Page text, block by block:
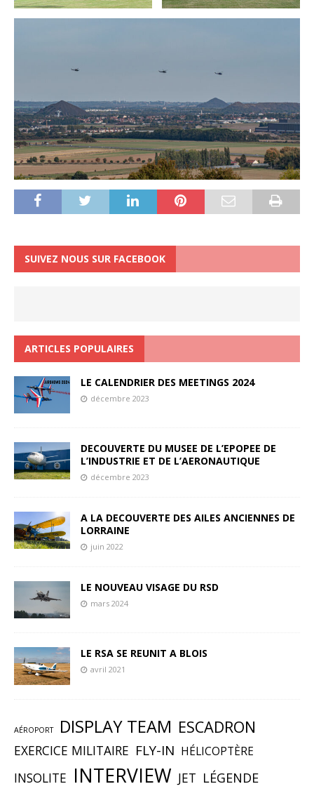
SUIVEZ NOUS SUR FACEBOOK
ARTICLES POPULAIRES
LE CALENDRIER DES MEETINGS 2024
décembre 2023
DECOUVERTE DU MUSEE DE L’EPOPEE DE
L’INDUSTRIE ET DE L’AERONAUTIQUE
décembre 2023
A LA DECOUVERTE DES AILES ANCIENNES DE
LORRAINE
juin 2022
LE NOUVEAU VISAGE DU RSD
mars 2024
LE RSA SE REUNIT A BLOIS
avril 2021
AÉROPORT DISPLAY TEAM ESCADRON
EXERCICE MILITAIRE FLY-IN HÉLICOPTÈRE
INSOLITE INTERVIEW JET LÉGENDE